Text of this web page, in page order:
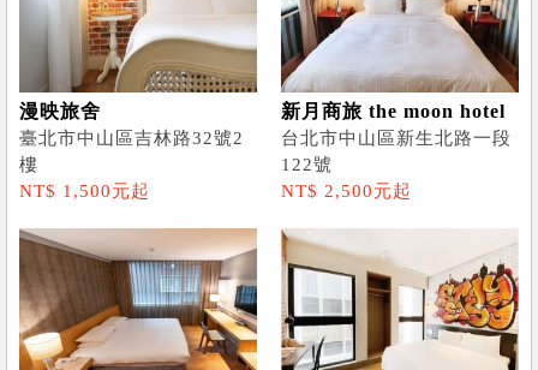
漫映旅舍
臺北市中山區吉林路32號2
樓
NT$ 1,500元起
新月商旅 the moon hotel
台北市中山區新生北路一段
122號
NT$ 2,500元起